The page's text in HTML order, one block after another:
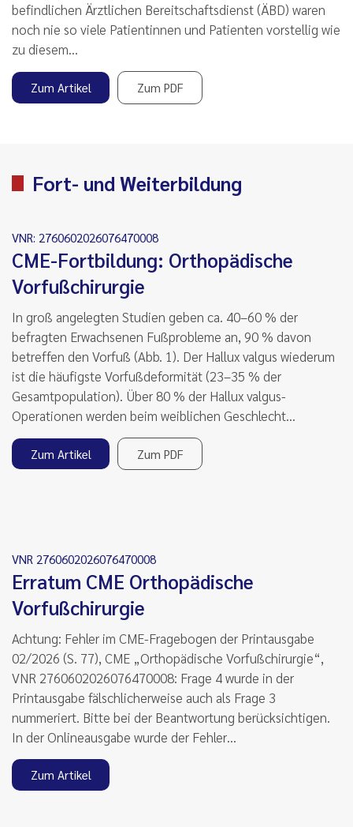
befindlichen Ärztlichen Bereitschaftsdienst (ÄBD) waren
noch nie so viele Patientinnen und Patienten vorstellig wie
zu diesem…
Zum Artikel Zum PDF
Fort- und Weiterbildung
VNR: 2760602026076470008
CME-Fortbildung: Orthopädische
Vorfußchirurgie
In groß angelegten Studien geben ca. 40–60 % der
befragten Erwachsenen Fußprobleme an, 90 % davon
betreffen den Vorfuß (Abb. 1). Der Hallux valgus wiederum
ist die häufigste Vorfußdeformität (23–35 % der
Gesamtpopulation). Über 80 % der Hallux valgus-
Operationen werden beim weiblichen Geschlecht…
Zum Artikel Zum PDF
VNR 2760602026076470008
Erratum CME Orthopädische
Vorfußchirurgie
Achtung: Fehler im CME-Fragebogen der Printausgabe
02/2026 (S. 77), CME „Orthopädische Vorfußchirurgie“,
VNR 2760602026076470008: Frage 4 wurde in der
Printausgabe fälschlicherweise auch als Frage 3
nummeriert. Bitte bei der Beantwortung berücksichtigen.
In der Onlineausgabe wurde der Fehler…
Zum Artikel